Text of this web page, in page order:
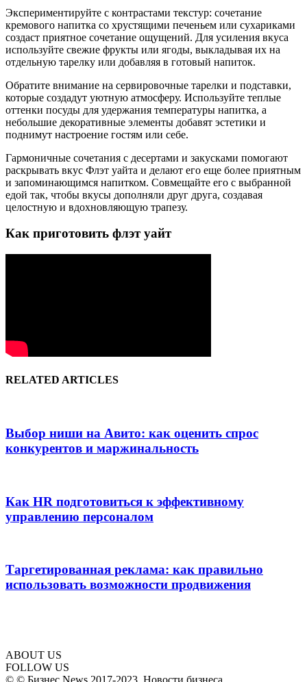
Экспериментируйте с контрастами текстур: сочетание
кремового напитка со хрустящими печеньем или сухариками
создаст приятное сочетание ощущений. Для усиления вкуса
используйте свежие фрукты или ягоды, выкладывая их на
отдельную тарелку или добавляя в готовый напиток.
Обратите внимание на сервировочные тарелки и подставки,
которые создадут уютную атмосферу. Используйте теплые
оттенки посуды для удержания температуры напитка, а
небольшие декоративные элементы добавят эстетики и
поднимут настроение гостям или себе.
Гармоничные сочетания с десертами и закусками помогают
раскрывать вкус Флэт уайта и делают его еще более приятным
и запоминающимся напитком. Совмещайте его с выбранной
едой так, чтобы вкусы дополняли друг друга, создавая
целостную и вдохновляющую трапезу.
Как приготовить флэт уайт
RELATED ARTICLES
Выбор ниши на Авито: как оценить спрос
конкурентов и маржинальность
Как HR подготовиться к эффективному
управлению персоналом
Таргетированная реклама: как правильно
использовать возможности продвижения
ABOUT US
FOLLOW US
© © Бизнес News 2017-2023. Новости бизнеса.